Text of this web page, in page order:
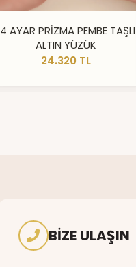
AYAR PRİZMA PEMBE TAŞLI
ALTIN YÜZÜK
24.320 TL
BIZE ULAŞIN